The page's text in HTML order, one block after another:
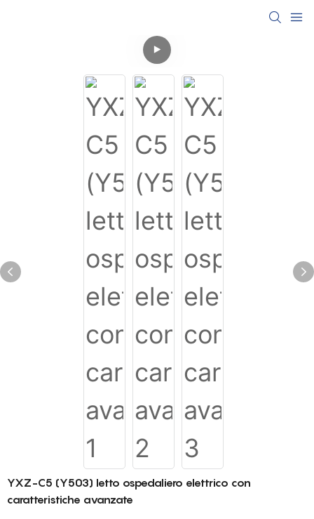
YXZ-C5 (Y503) letto ospedaliero elettrico con
caratteristiche avanzate